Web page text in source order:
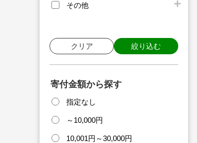
その他
クリア 絞り込む
寄付金額から探す
指定なし
～10,000円
10,001円～30,000円